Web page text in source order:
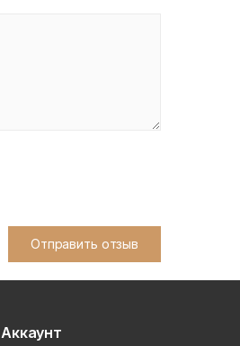
Отправить отзыв
Аккаунт